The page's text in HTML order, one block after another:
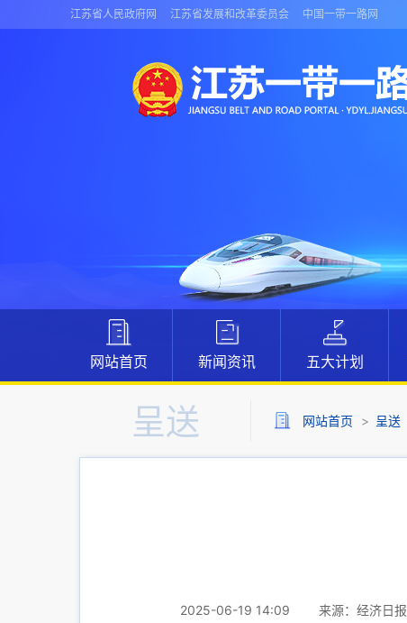
江苏省人民政府网 江苏省发展和改革委员会 中国一带一路网
网站首页 新闻资讯 五大计划
呈送 网站首页 > 呈送
2025-06-19 14:09 来源：经济日报